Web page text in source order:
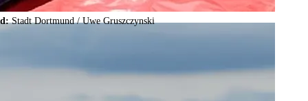
Stadt Dortmund /Uwe Gruszczynski